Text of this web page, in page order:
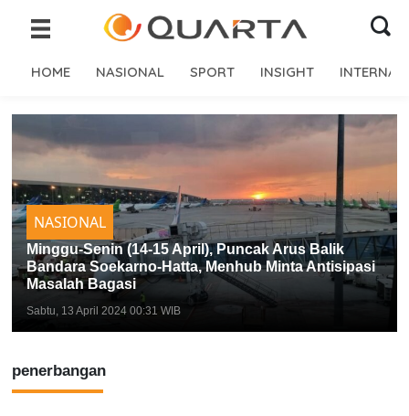
HOME NASIONAL SPORT INSIGHT
NASIONAL
Minggu-Senin (14-15 April), Puncak Arus Balik
Bandara Soekarno-Hatta, Menhub Minta Antisipasi
Masalah Bagasi
Sabtu, 13 April 2024 00:31 WIB
penerbangan